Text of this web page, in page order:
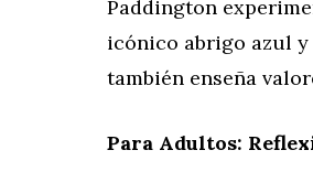
Paddington
icónico abrigo azul
también enseña
Para Adultos: